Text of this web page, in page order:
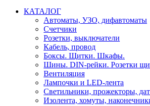
КАТАЛОГ
Автоматы, УЗО, дифавтоматы
Счетчики
Розетки, выключатели
Кабель, провод
Боксы. Щитки. Шкафы.
Шины. DIN-рейки. Розетки
Вентиляция
Лампочки и LED-лента
Светильники, прожекторы,
Изолента, хомуты,